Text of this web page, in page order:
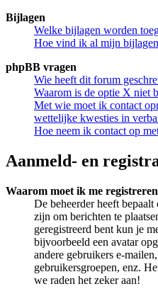
Bijlagen
Welke bijlagen worden
Hoe vind ik al mijn
phpBB vragen
Wie heeft dit forum
Waarom is de optie X niet
Met wie moet ik contact
wettelijke kwesties in
Hoe neem ik contact op
Aanmeld- en
Waarom moet ik me
De beheerder heeft
zijn om berichten te
geregistreerd bent kun je
bijvoorbeeld een avatar
andere gebruikers e-
gebruikersgroepen, enz.
we raden het zeker aan!